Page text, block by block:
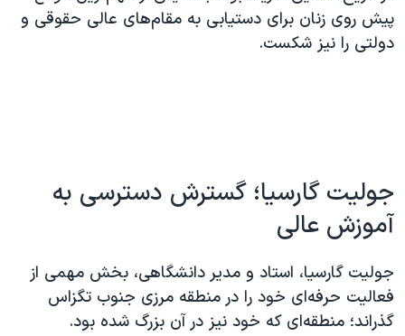
پیش روی زنان برای دستیابی به مقام‌های عالی حقوقی و
دولتی را نیز شکست.
جولیت گارسیا؛ گسترش دسترسی به
آموزش عالی
جولیت گارسیا، استاد و مدیر دانشگاهی، بخش مهمی از
فعالیت حرفه‌ای خود را در منطقه مرزی جنوب تگزاس
گذراند؛ منطقه‌ای که خود نیز در آن بزرگ شده بود.